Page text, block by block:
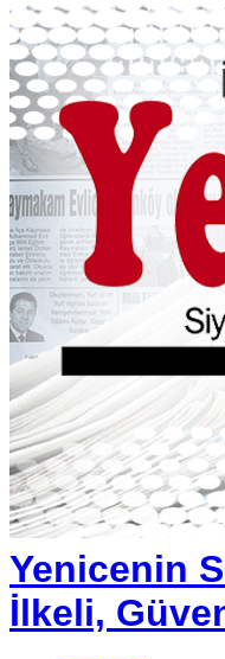
Yenicenin
İlkeli,